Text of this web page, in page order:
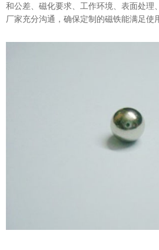
和公差、磁化要求、工作环境、表面处理
厂家充分沟通，确保定制的磁铁能满足使